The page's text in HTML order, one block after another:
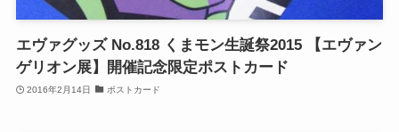
エヴァグッズ No.818 くまモン生誕祭2015 【エヴァン
ゲリオン展】開催記念限定ポストカード
2016年2月14日 ポストカード